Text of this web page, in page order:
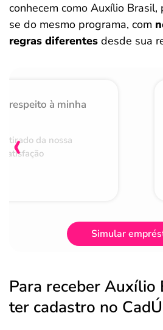
conhecem como Auxílio
se do mesmo programa, com
regras diferentes desde sua
respeito à minha
da nossa
‹
Simular
Para receber Auxílio
ter cadastro no